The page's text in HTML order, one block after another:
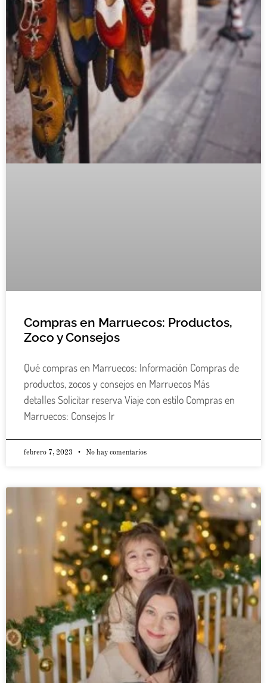
Compras en Marruecos: Productos,
Zoco y Consejos
Qué compras en Marruecos: Información Compras de
productos, zocos y consejos en Marruecos Más
detalles Solicitar reserva Viaje con estilo Compras en
Marruecos: Consejos Ir
febrero 7, 2023 No hay comentarios